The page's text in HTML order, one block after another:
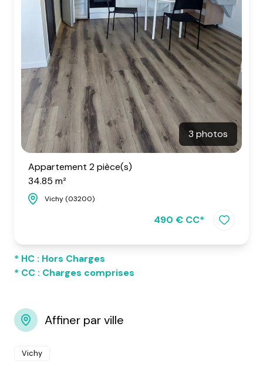
3 photos
Appartement 2 pièce(s)
34.85 m²
Vichy (03200)
490 € CC*
* HC : Hors Charges
* CC : Charges comprises
Affiner par ville
Vichy